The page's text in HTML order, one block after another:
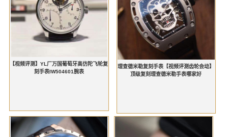
【视频评测】YL厂万国葡萄牙高仿陀飞轮复
刻手表IW504601腕表
理查德米勒复刻手表【视频评测齿轮会动】
顶级复刻理查德米勒手表哪家好